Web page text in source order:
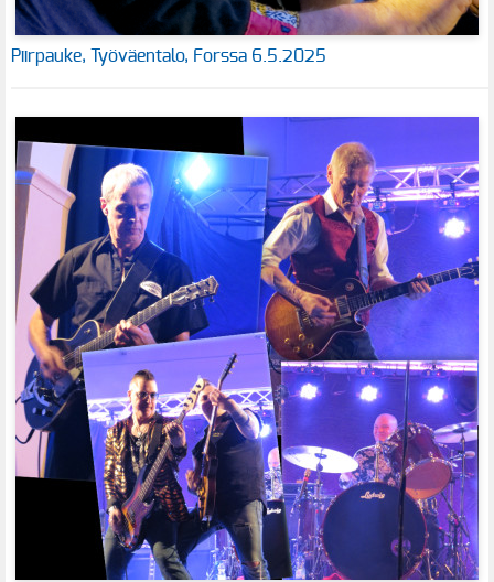
Piirpauke, Työväentalo, Forssa 6.5.2025